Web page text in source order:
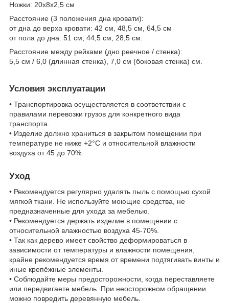
Ножки: 20х8х2,5 см
Расстояние (3 положения дна кровати):
от дна до верха кровати: 42 см, 48,5 см, 64,5 см
от пола до дна: 51 см, 44,5 см, 28,5 см.
Расстояние между рейками (дно реечное / стенка):
5,5 см / 6,0 (длинная стенка), 7,0 см (боковая стенка) см.
Условия эксплуатации
• Транспортировка осуществляется в соответствии с
правилами перевозки грузов для конкретного вида
транспорта.
• Изделие должно храниться в закрытом помещении при
температуре не ниже +2°С и относительной влажности
воздуха от 45 до 70%.
Уход
• Рекомендуется регулярно удалять пыль с помощью сухой
мягкой ткани. Не используйте моющие средства, не
предназначенные для ухода за мебелью.
• Рекомендуется держать изделие в помещении с
относительной влажностью воздуха 45-70%.
• Так как дерево имеет свойство деформироваться в
зависимости от температуры и влажности помещения,
крайне рекомендуется время от времени подтягивать винты и
иные крепёжные элементы.
• Соблюдайте меры предосторожности, когда переставляете
или передвигаете мебель. При неосторожном обращении
можно повредить деревянную мебель.